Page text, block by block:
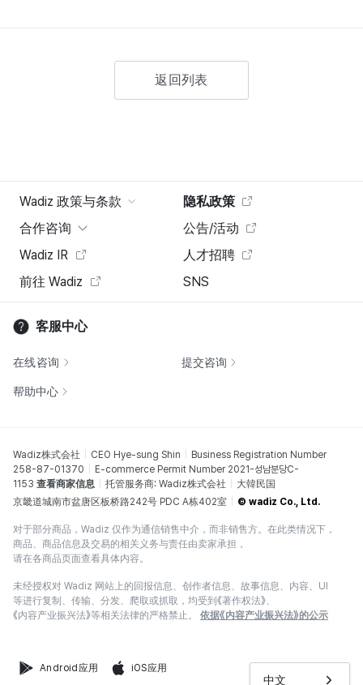
中文
返回列表
Wadiz 政策与条款
隐私政策
合作咨询
公告/活动
Wadiz IR
人才招聘
前往 Wadiz
SNS
客服中心
在线咨询 提交咨询
帮助中心
Wadiz株式会社 CEO Hye-sung Shin
Business Registration Number
258-87-01370
E-commerce Permit Number 2021-성남분당C-
1153 查看商家信息 托管服务商: Wadiz株式会社
大韓民国
京畿道城南市盆唐区板桥路242号 PDC A栋402室
© wadiz Co., Ltd.
对于部分商品，Wadiz 仅作为通信销售中介，而非销售方。在此类情况下，
商品、商品信息及交易的相关义务与责任由卖家承担，
请在各商品页面查看具体内容。
未经授权对 Wadiz 网站上的回报信息、创作者信息、故事信息、内容、UI
等进行复制、传输、分发、爬取或抓取，均受到《著作权法》、
《内容产业振兴法》等相关法律的严格禁止。
依据《内容产业振兴法》的公示
Android应用 iOS应用